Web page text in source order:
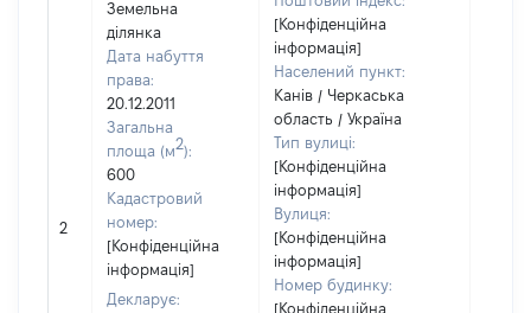
2
Земельна
ділянка
Дата набуття
права:
20.12.2011
Загальна
площа (м2):
600
Кадастровий
номер:
[Конфіденційна
інформація]
Декларує:
[Конфіденційна
інформація]
Населений пункт:
Канів / Черкаська
область / Україна
Тип вулиці:
[Конфіденційна
інформація]
Вулиця:
[Конфіденційна
інформація]
Номер будинку:
[Конфіденційна